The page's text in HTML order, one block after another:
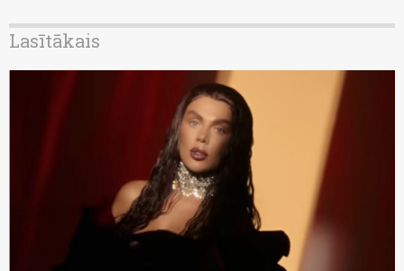
Lasītākais